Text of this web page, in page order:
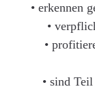
• erkennen
•
•
• sind